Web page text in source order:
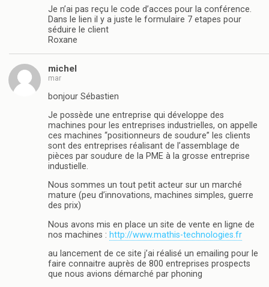
Je n’ai pas reçu le code d’acces pour la conférence.
Dans le lien il y a juste le formulaire 7 etapes pour
séduire le client
Roxane
michel
mar
bonjour Sébastien
Je possède une entreprise qui développe des
machines pour les entreprises industrielles, on appelle
ces machines “positionneurs de soudure” les clients
sont des entreprises réalisant de l’assemblage de
pièces par soudure de la PME à la grosse entreprise
industielle.
Nous sommes un tout petit acteur sur un marché
mature (peu d’innovations, machines simples, guerre
des prix)
Nous avons mis en place un site de vente en ligne de
nos machines : http://www.mathis-technologies.fr
au lancement de ce site j’ai réalisé un emailing pour le
faire connaitre auprès de 800 entreprises prospects
que nous avions démarché par phoning